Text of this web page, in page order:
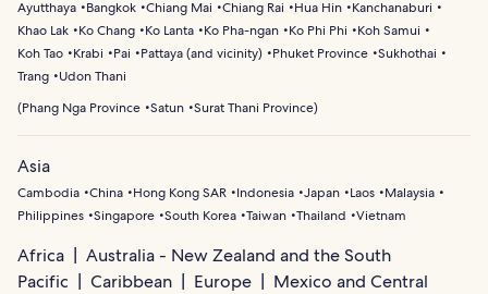
Ayutthaya Bangkok Chiang Mai Chiang Rai Hua Hin
Kanchanaburi
Khao Lak
Ko Chang Ko Lanta Ko Pha-ngan Ko Phi Phi
Koh Samui
Koh Tao
Krabi Pai Pattaya (and vicinity) Phuket Province Sukhothai
Trang
Udon Thani
(Phang Nga Province Satun Surat Thani Province)
Asia
Cambodia China Hong Kong SAR Indonesia Japan Laos
Malaysia
Philippines Singapore South Korea Taiwan Thailand Vietnam
Africa
Australia - New Zealand and the South
Pacific
Caribbean Europe
Mexico and Central